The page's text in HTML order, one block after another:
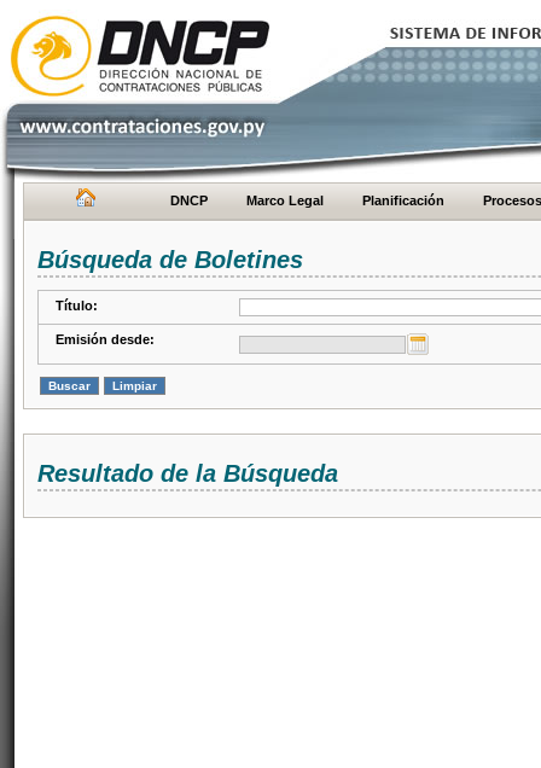
DNCP Marco Legal Planificación Procesos
Búsqueda de Boletines
Título:
Emisión desde:
Resultado de la Búsqueda